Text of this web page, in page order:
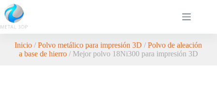
Inicio /Polvo metálico para impresión 3D /Polvo de aleación
a base de hierro/ Mejor polvo 18Ni300 para impresión 3D